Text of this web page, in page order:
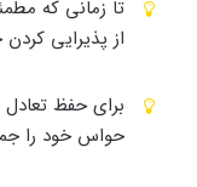
تا زمانی که
از پذیرایی‌
برای حفظ
حواس خود را